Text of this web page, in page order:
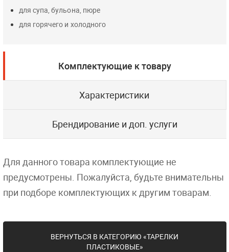
для супа, бульона, пюре
для горячего и холодного
Комплектующие к товару
Характеристики
Брендирование и доп. услуги
Для данного товара комплектующие не
предусмотрены. Пожалуйста, будьте внимательны
при подборе комплектующих к другим товарам.
ВЕРНУТЬСЯ В КАТЕГОРИЮ «ТАРЕЛКИ
ПЛАСТИКОВЫЕ»